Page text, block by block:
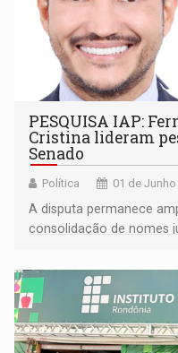
PESQUISA IAP:
Cristina lideram
Senado
Política 01 de
A disputa permanece
consolidação de nomes